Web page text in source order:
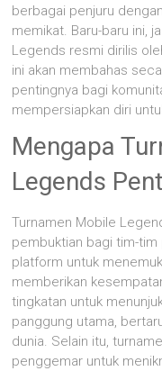
berbagai penjuru
memikat. Baru-baru ini,
Legends resmi dirilis
ini akan membahas
pentingnya bagi
mempersiapkan diri
Mengapa
Legends
Turnamen Mobile
pembuktian bagi tim-
platform untuk
memberikan
tingkatan untuk
panggung utama,
dunia. Selain itu,
penggemar untuk